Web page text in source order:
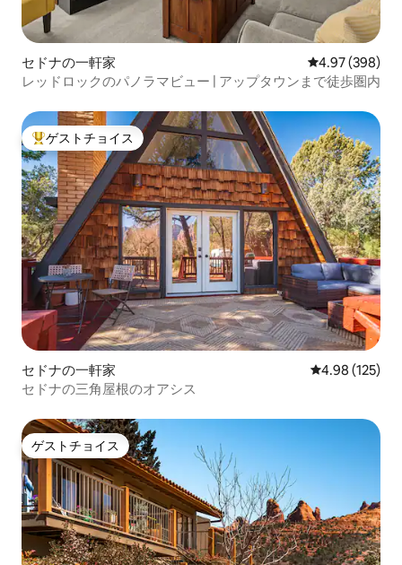
セドナの一軒家 レビュー398
4.97 (398)
レッドロックのパノラマビュー | アップタウンまで徒歩圏内
大好評のゲストチョイスです。
ゲストチョイス
セドナの一軒家 レビュー125
4.98 (125)
セドナの三角屋根のオアシス
ゲストチョイス
ゲストチョイス